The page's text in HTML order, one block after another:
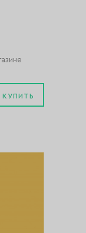
КУПИТЬ